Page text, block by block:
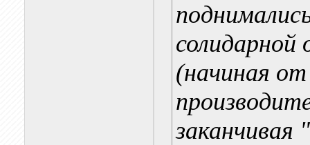
(начиная
заканчивая